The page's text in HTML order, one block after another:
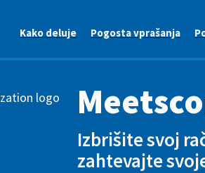
Kako deluje Pogosta vprašanja
Izbrišite svoj
zahtevajte